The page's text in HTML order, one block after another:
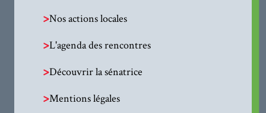
>Nos actions locales
>L'agenda des rencontres
>Découvrir la sénatrice
>Mentions légales